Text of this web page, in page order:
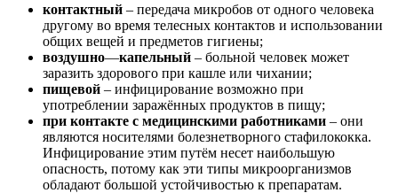
контактный – передача микробов от одного человека
другому во время телесных контактов и использовании
общих вещей и предметов гигиены;
воздушно—капельный – больной человек может
заразить здорового при кашле или чихании;
пищевой – инфицирование возможно при
употреблении заражённых продуктов в пищу;
при контакте с медицинскими работниками – они
являются носителями болезнетворного стафилококка.
Инфицирование этим путём несет наибольшую
опасность, потому как эти типы микроорганизмов
обладают большой устойчивостью к препаратам.